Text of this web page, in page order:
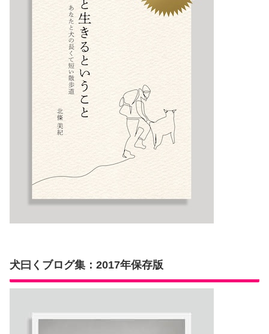
犬曰くブログ集：2017年保存版